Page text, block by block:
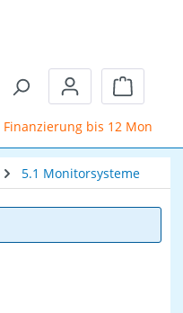
Finanzierung bis 12 Monate
5.1 Monitorsysteme